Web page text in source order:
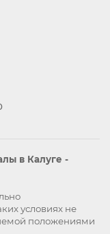
в Калуге -
условиях не
положениями